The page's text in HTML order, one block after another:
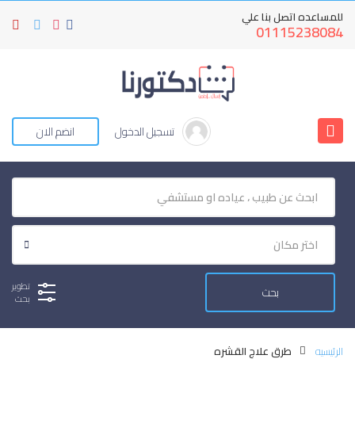
للمساعده اتصل بنا علي
01115238084
تسجيل الدخول انضم الان
تطوير
بحث
الرئيسيه طرق علاج القشره